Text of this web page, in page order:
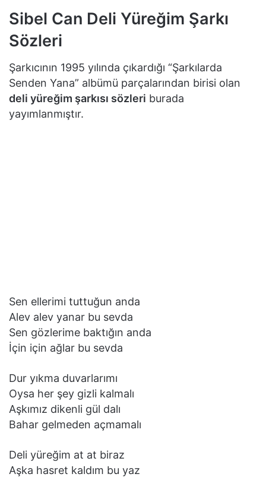
Sibel Can Deli Yüreğim Şarkı
Sözleri
Şarkıcının 1995 yılında çıkardığı “Şarkılarda
Senden Yana” albümü parçalarından birisi olan
deli yüreğim şarkısı sözleri burada
yayımlanmıştır.
Sen ellerimi tuttuğun anda
Alev alev yanar bu sevda
Sen gözlerime baktığın anda
İçin için ağlar bu sevda
Dur yıkma duvarlarımı
Oysa her şey gizli kalmalı
Aşkımız dikenli gül dalı
Bahar gelmeden açmamalı
Deli yüreğim at at biraz
Aşka hasret kaldım bu yaz